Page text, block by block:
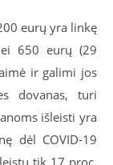
eurų yra linkę
650 eurų (29
ir galimi jos
dovanas, turi
išleisti yra
dėl COVID-19
tik 17 proc.